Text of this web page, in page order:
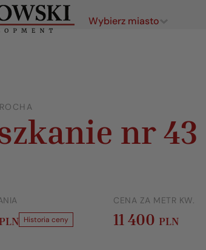
Wybierz miasto
nr 43
PLN Historia ceny
CENA ZA METR KW.
11 400 PLN